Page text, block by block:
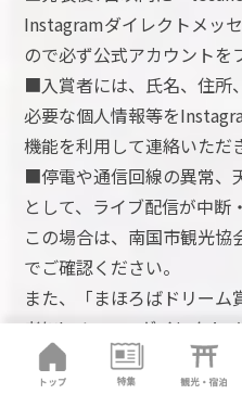
Instagramダイレクトメッ
ので必ず公式アカウントを
■入賞者には、氏名、住所
必要な個人情報等を
機能を利用して連絡いただ
■停電や通信回線の異常、
として、ライブ配信が中断
この場合は、南国市観光
でご確認ください。
また、「まほろばドリー
者にInstagramダイレクト
し、ご連絡が取れた時点
す。